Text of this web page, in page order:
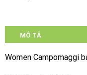
MÔ TẢ
Women Campomaggi